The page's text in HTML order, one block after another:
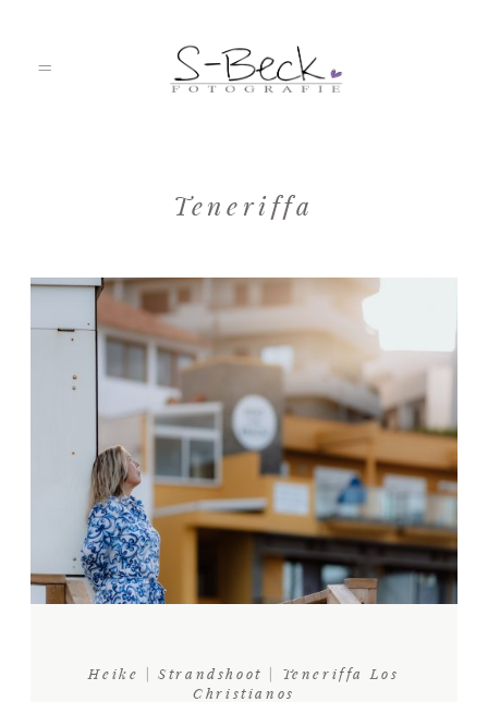
PORTFOLIO
ÜBER MICH
JOURNAL
INFOS
Teneriffa
Heike | Strandshoot | Teneriffa Los
Christianos